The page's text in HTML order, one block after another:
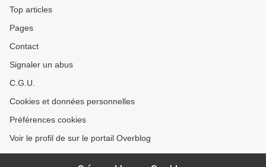
Top articles
Pages
Contact
Signaler un abus
C.G.U.
Cookies et données personnelles
Préférences cookies
Voir le profil de sur le portail Overblog